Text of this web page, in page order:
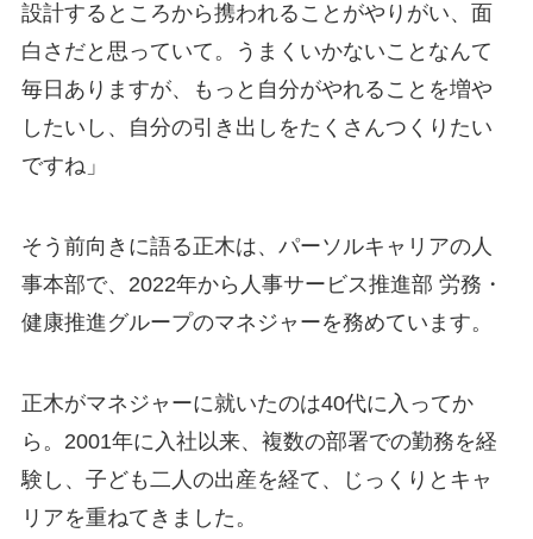
設計するところから携われることがやりがい、面
白さだと思っていて。うまくいかないことなんて
毎日ありますが、もっと自分がやれることを増や
したいし、自分の引き出しをたくさんつくりたい
ですね」
そう前向きに語る正木は、パーソルキャリアの人
事本部で、2022年から人事サービス推進部 労務・
健康推進グループのマネジャーを務めています。
正木がマネジャーに就いたのは40代に入ってか
ら。2001年に入社以来、複数の部署での勤務を経
験し、子ども二人の出産を経て、じっくりとキャ
リアを重ねてきました。